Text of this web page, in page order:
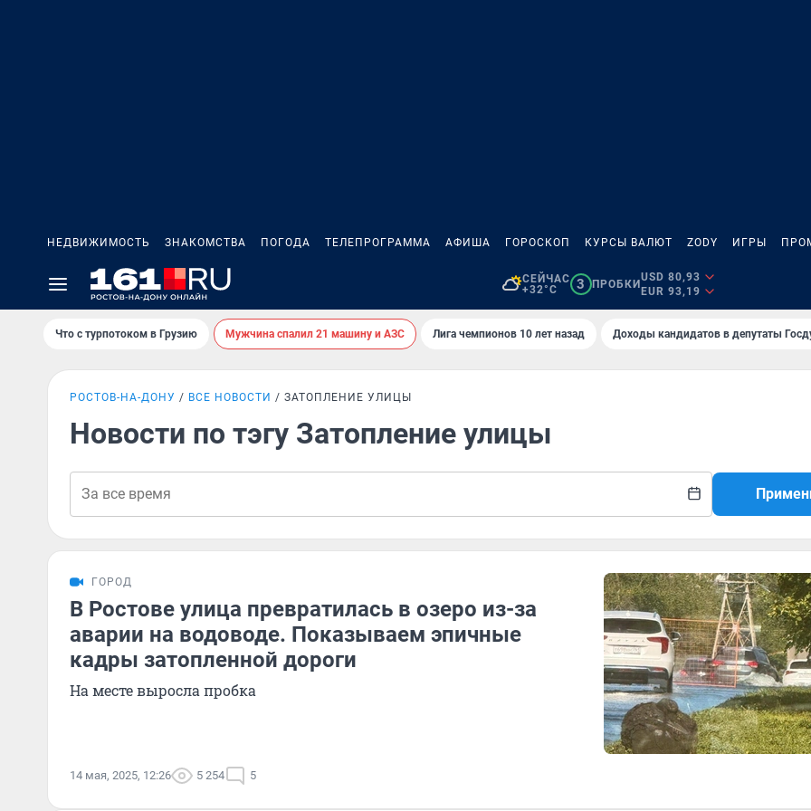
НЕДВИЖИМОСТЬ ЗНАКОМСТВА ПОГОДА ТЕЛЕПРОГРАММА АФИША ГОРОСКОП КУРСЫ ВАЛЮТ ZODY ИГРЫ
СЕЙЧАС
+32°C
3 ПРОБКИ
USD 80,93
EUR 93,19
Что с турпотоком в Грузию Мужчина спалил 21 машину и АЗС Лига чемпионов 10 лет назад Доходы кандидатов в депутаты
РОСТОВ-НА-ДОНУ ВСЕ НОВОСТИ ЗАТОПЛЕНИЕ УЛИЦЫ
Новости по тэгу Затопление улицы
ГОРОД
В Ростове улица превратилась в озеро из-за
аварии на водоводе. Показываем эпичные
кадры затопленной дороги
На месте выросла пробка
14 мая, 2025, 12:26 5 254 5